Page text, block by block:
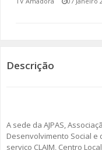
(RE)
Descrição
A sede da AJPAS,
Desenvolvimento Social e
serviço CLAIM, Centro